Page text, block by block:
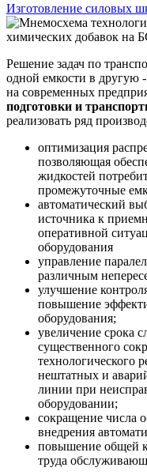
Изготовление силовых
Решение задач по
одной емкости в другую
на современных
подготовки и
реализовать ряд
оптимизация
позволяющая
жидкостей
промежуточные
автоматический
источника к
оперативной
оборудования
управление
различным
улучшение
повышение
оборудования;
увеличение срока
существенного
технологического
нештатных и
линии при
оборудовании;
сокращение числа
внедрения
повышение общей
труда